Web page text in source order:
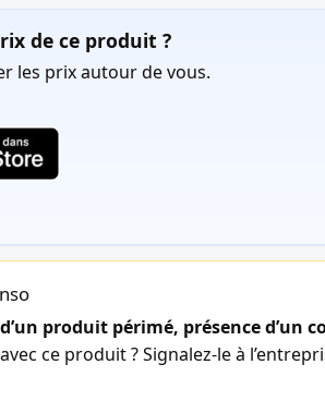
de ce produit ?
les prix autour de vous.
produit périmé, présence d’un
ce produit ? Signalez-le à